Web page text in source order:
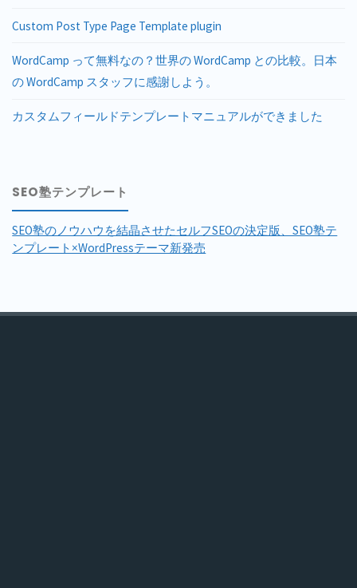
Custom Post Type Page Template plugin
WordCamp って無料なの？世界の WordCamp との比較。日本
の WordCamp スタッフに感謝しよう。
カスタムフィールドテンプレートマニュアルができました
SEO塾テンプレート
SEO塾のノウハウを結晶させたセルフSEOの決定版、SEO塾テ
ンプレート×WordPressテーマ新発売